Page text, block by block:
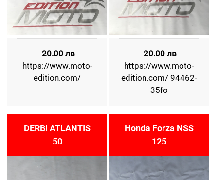
20.00 лв
https://www.moto-
edition.com/
20.00 лв
https://www.moto-
edition.com/ 94462-
35fo
DERBI ATLANTIS
50
Honda Forza NSS
125